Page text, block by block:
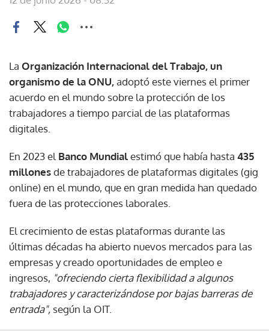
La Organización Internacional del Trabajo, un
organismo de la ONU,adoptó este viernes el primer
acuerdo en el mundo sobre la protección de los
trabajadores a tiempo parcial de las plataformas
digitales.
En 2023 el Banco Mundialestimó que había hasta 435
millonesde trabajadores de plataformas digitales (gig
online) en el mundo, que en gran medida han quedado
fuera de las protecciones laborales.
El crecimiento de estas plataformas durante las
últimas décadas ha abierto nuevos mercados para las
empresas y creado oportunidades de empleo e
ingresos, "ofreciendo cierta flexibilidad a algunos
trabajadores y caracterizándose por bajas barreras de
entrada", según la OIT.